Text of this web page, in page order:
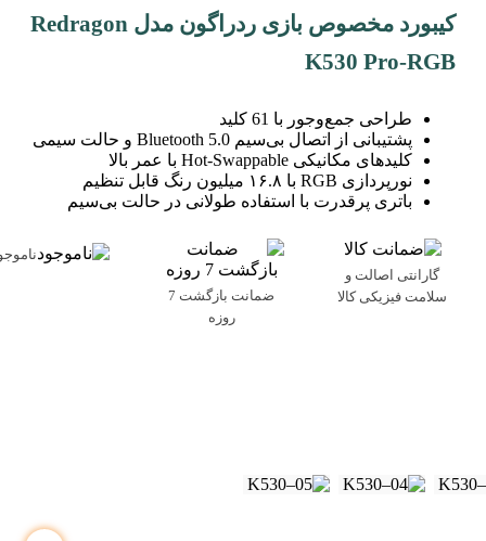
کیبورد مخصوص بازی ردراگون مدل Redragon
K530 Pro-RGB
طراحی جمع‌وجور با 61 کلید
پشتیبانی از اتصال بی‌سیم Bluetooth 5.0 و حالت سیمی
کلیدهای مکانیکی Hot-Swappable با عمر بالا
نورپردازی RGB با ۱۶.۸ میلیون رنگ قابل تنظیم
باتری پرقدرت با استفاده طولانی در حالت بی‌سیم
گارانتی اصالت و
سلامت فیزیکی کالا
ضمانت بازگشت 7
روزه